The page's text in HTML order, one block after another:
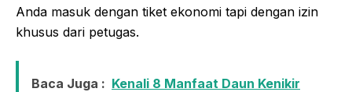
Anda masuk dengan tiket ekonomi tapi dengan izin
khusus dari petugas.
Baca Juga : Kenali 8 Manfaat Daun Kenikir